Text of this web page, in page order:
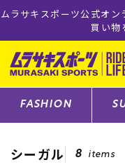
ムラサキスポーツ公式オ
買い物
ゲスト様
ログイン
FASHION
シーガル 8 items